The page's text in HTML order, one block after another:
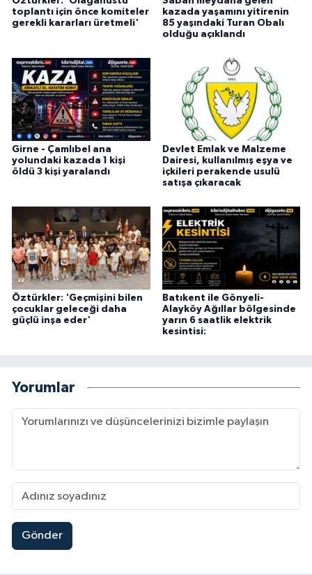
toplantı için önce komiteler
gerekli kararları üretmeli'
kazada yaşamını yitirenin
85 yaşındaki Turan Obalı
olduğu açıklandı
Girne - Çamlıbel ana
yolundaki kazada 1 kişi
öldü 3 kişi yaralandı
Devlet Emlak ve Malzeme
Dairesi, kullanılmış eşya ve
içkileri perakende usulü
satışa çıkaracak
Öztürkler: 'Geçmişini bilen
çocuklar geleceği daha
güçlü inşa eder'
Batıkent ile Gönyeli-
Alayköy Ağıllar bölgesinde
yarın 6 saatlik elektrik
kesintisi:
Yorumlar
Gönder